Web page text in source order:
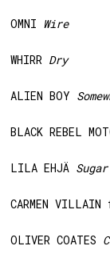
OMNI Wire
WHIRR Dry
ALIEN BOY
BLACK REBEL
LILA EHJÄ Sugar
CARMEN
OLIVER COATES